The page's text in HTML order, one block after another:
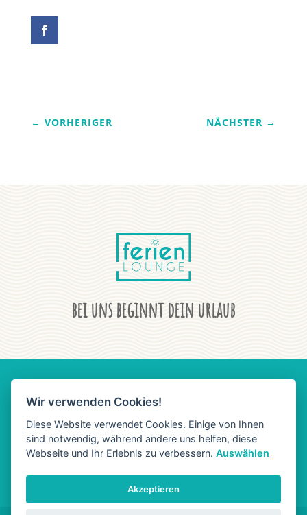
← VORHERIGER NÄCHSTER →
bei uns beginnt dein urlaub
AGB DATENSCHUTZ
Wir verwenden Cookies!
Diese Website verwendet Cookies. Einige von Ihnen
sind notwendig, während andere uns helfen, diese
Webseite und Ihr Erlebnis zu verbessern.Auswählen
Akzeptieren